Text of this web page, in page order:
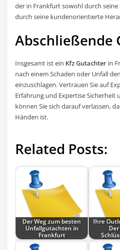
der in Frankfurt sowohl durch seine
durch seine kundenorientierte
Abschließende
Insgesamt ist ein Kfz Gutachter in
nach einem Schaden oder Unfall
einzuschlagen. Vertrauen Sie auf
Erfahrung und Expertise Sicherheit
können Sie sich darauf verlassen,
Händen ist.
Related Posts:
Der Weg zum besten
Unfallgutachten in
Frankfurt
Ihre